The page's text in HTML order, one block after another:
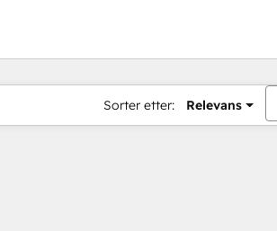
Sorter etter: Relevans